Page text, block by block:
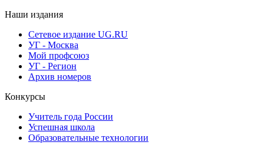
Наши издания
Сетевое издание UG.RU
УГ - Москва
Мой профсоюз
УГ - Регион
Архив номеров
Конкурсы
Учитель года России
Успешная школа
Образовательные технологии